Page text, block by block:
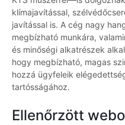
klímajavítással,
javítással is. A cég nagy
megbízható munkára,
és minőségi alkatrészek
hogy megbízható, magas
hozzá ügyfeleik
tartósságához.
Ellenőrzött